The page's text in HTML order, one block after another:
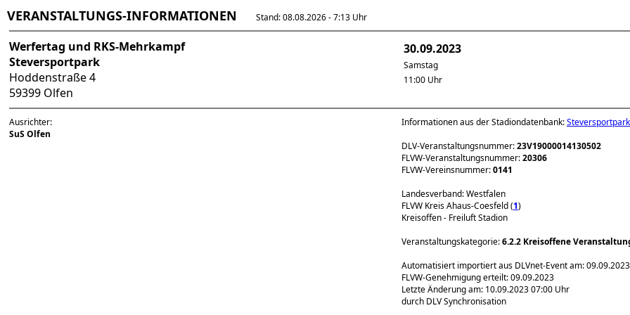
VERANSTALTUNGS-INFORMATIONEN Stand: 08.08.2026 - 7:13 Uhr
Werfertag und RKS-Mehrkampf
Steversportpark
Hoddenstraße 4
59399 Olfen
30.09.2023
Samstag
11:00 Uhr
Ausrichter:
SuS Olfen
Informationen aus der Stadiondatenbank:Steversportpark
DLV-Veranstaltungsnummer:23V19000014130502
FLVW-Veranstaltungsnummer:20306
FLVW-Vereinsnummer:0141
Landesverband: Westfalen
FLVW Kreis Ahaus-Coesfeld (1)
Kreisoffen - Freiluft Stadion
Veranstaltungskategorie:6.2.2 Kreisoffene
Automatisiert importiert aus DLVnet-Event am: 09.09.2023
FLVW-Genehmigung erteilt: 09.09.2023
Letzte Änderung am: 10.09.2023 07:00 Uhr
durch DLV Synchronisation